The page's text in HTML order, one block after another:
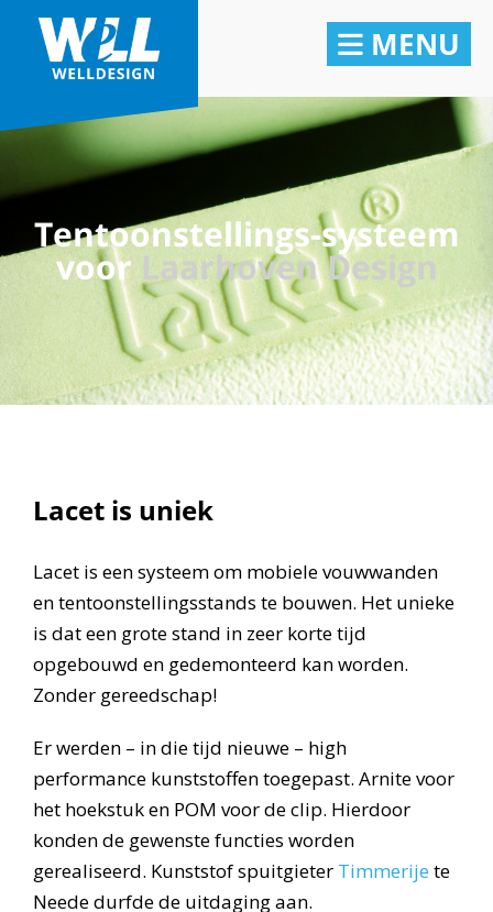
MENU
Tentoonstellings-systeem
voorLaarhoven Design
Lacet is uniek
Lacet is een systeem om mobiele vouwwanden
en tentoonstellingsstands te bouwen. Het unieke
is dat een grote stand in zeer korte tijd
opgebouwd en gedemonteerd kan worden.
Zonder gereedschap!
Er werden – in die tijd nieuwe – high
performance kunststoffen toegepast. Arnite voor
het hoekstuk en POM voor de clip. Hierdoor
konden de gewenste functies worden
gerealiseerd. Kunststof spuitgieter Timmerije te
Neede durfde de uitdaging aan.